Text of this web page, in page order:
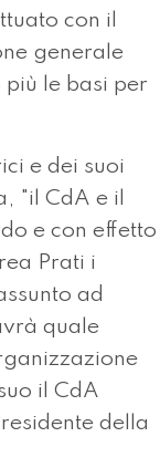
con il
generale
le basi per
e dei suoi
"il CdA e il
e con effetto
Prati i
ad
quale
il CdA
della